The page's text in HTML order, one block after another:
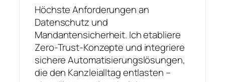
Höchste Anforderungen an
Datenschutz und
Mandantensicherheit. Ich etabliere
Zero-Trust-Konzepte und integriere
sichere Automatisierungslösungen,
die den Kanzleialltag entlasten –